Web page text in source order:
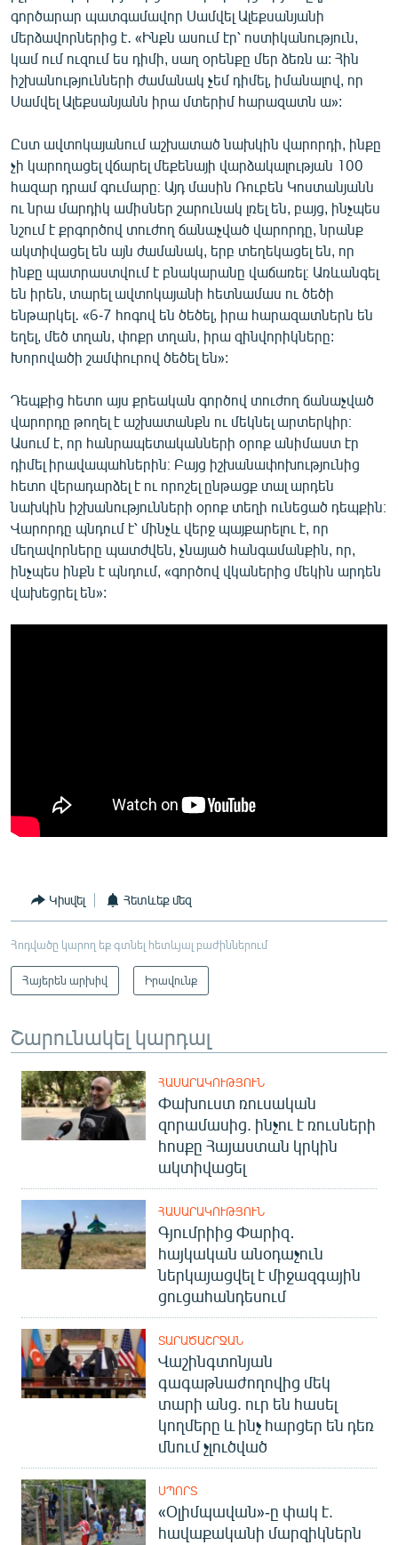
գործարար պատգամավոր Սամվել Ալեքսանյանի
մերձավորներից է․ «Ինքն ասում էր՝ ոստիկանություն,
կամ ում ուզում ես դիմի, սաղ օրենքը մեր ձեռն ա: Հին
իշխանությունների ժամանակ չեմ դիմել, իմանալով, որ
Սամվել Ալեքսանյանն իրա մտերիմ հարազատն ա»:
Ըստ ավտոկայանում աշխատած նախկին վարորդի, ինքը
չի կարողացել վճարել մեքենայի վարձակալության 100
հազար դրամ գումարը։ Այդ մասին Ռուբեն Կոստանյանն
ու նրա մարդիկ ամիսներ շարունակ լռել են, բայց, ինչպես
նշում է քրգործով տուժող ճանաչված վարորդը, նրանք
ակտիվացել են այն ժամանակ, երբ տեղեկացել են, որ
ինքը պատրաստվում է բնակարանը վաճառել։ Առևանգել
են իրեն, տարել ավտոկայանի հետնամաս ու ծեծի
ենթարկել․ «6-7 հոգով են ծեծել, իրա հարազատներն են
եղել, մեծ տղան, փոքր տղան, իրա զինվորիկները:
Խորովածի շամփուրով ծեծել են»:
Դեպքից հետո այս քրեական գործով տուժող ճանաչված
վարորդը թողել է աշխատանքն ու մեկնել արտերկիր։
Ասում է, որ հանրապետականների օրոք անիմաստ էր
դիմել իրավապահներին։ Բայց իշխանափոխությունից
հետո վերադարձել է ու որոշել ընթացք տալ արդեն
նախկին իշխանությունների օրոք տեղի ունեցած դեպքին։
Վարորդը պնդում է՝ մինչև վերջ պայքարելու է, որ
մեղավորները պատժվեն, չնայած հանգամանքին, որ,
ինչպես ինքն է պնդում, «գործով վկաներից մեկին արդեն
վախեցրել են»:
Կիսվել Հետևեք մեզ
Հոդվածը կարող եք գտնել հետևյալ բաժիններում
Հայերեն արխիվ Իրավունք
Շարունակել կարդալ
ՀԱՍԱՐԱԿՈՒԹՅՈՒՆ
Փախուստ ռուսական
զորամասից. ինչու է ռուսների
հոսքը Հայաստան կրկին
ակտիվացել
ՀԱՍԱՐԱԿՈՒԹՅՈՒՆ
Գյումրիից Փարիզ․
հայկական անօդաչուն
ներկայացվել է միջազգային
ցուցահանդեսում
ՏԱՐԱԾԱՇՐՋԱՆ
Վաշինգտոնյան
գագաթնաժողովից մեկ
տարի անց. ուր են հասել
կողմերը և ինչ հարցեր են դեռ
մնում չլուծված
ՍՊՈՐՏ
«Օլիմպավան»-ը փակ է.
հավաքականի մարզիկներն